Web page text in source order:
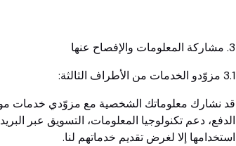
3. مشاركة المعلومات والإفصاح عنها
3.1 مزوّدو الخدمات من الأطراف الثالثة:
قد نشارك معلوماتك الشخصية مع مزوّدي خدمات
الدفع، دعم تكنولوجيا المعلومات، التسويق عبر
استخدامها إلا لغرض تقديم خدماتهم لنا.